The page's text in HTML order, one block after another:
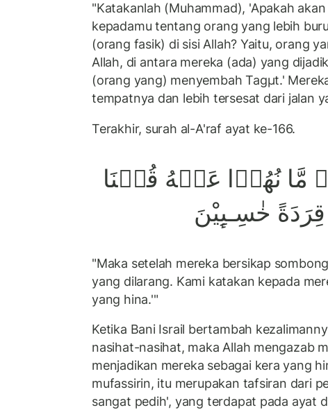
"Katakanlah (Muhammad), 'Apakah
kepadamu tentang orang yang lebih
(orang fasik) di sisi Allah? Yaitu, orang
Allah, di antara mereka (ada) yang
(orang yang) menyembah Tagµt.'
tempatnya dan lebih tersesat dari jalan
Terakhir, surah al-A'raf ayat ke-166.
مَّا نُهُوۡا عَنۡهُ قُلۡنَا
خٰسِـٮِٕیْنَ
"Maka setelah mereka bersikap
yang dilarang. Kami katakan kepada
yang hina.'"
Ketika Bani Israil bertambah
nasihat-nasihat, maka Allah mengazab
menjadikan mereka sebagai kera yang
mufassirin, itu merupakan tafsiran dari
sangat pedih', yang terdapat pada ayat